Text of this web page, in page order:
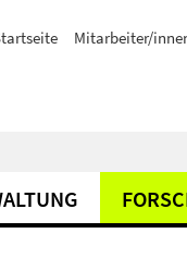
Mitarbeiter/